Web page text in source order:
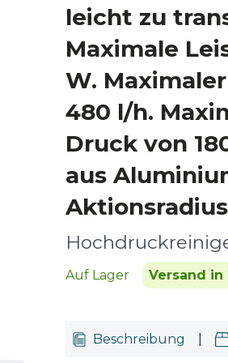
leicht zu
Maximale
W.
480 l/h.
Druck von
aus
Auf Lager Versand in
Beschreibung